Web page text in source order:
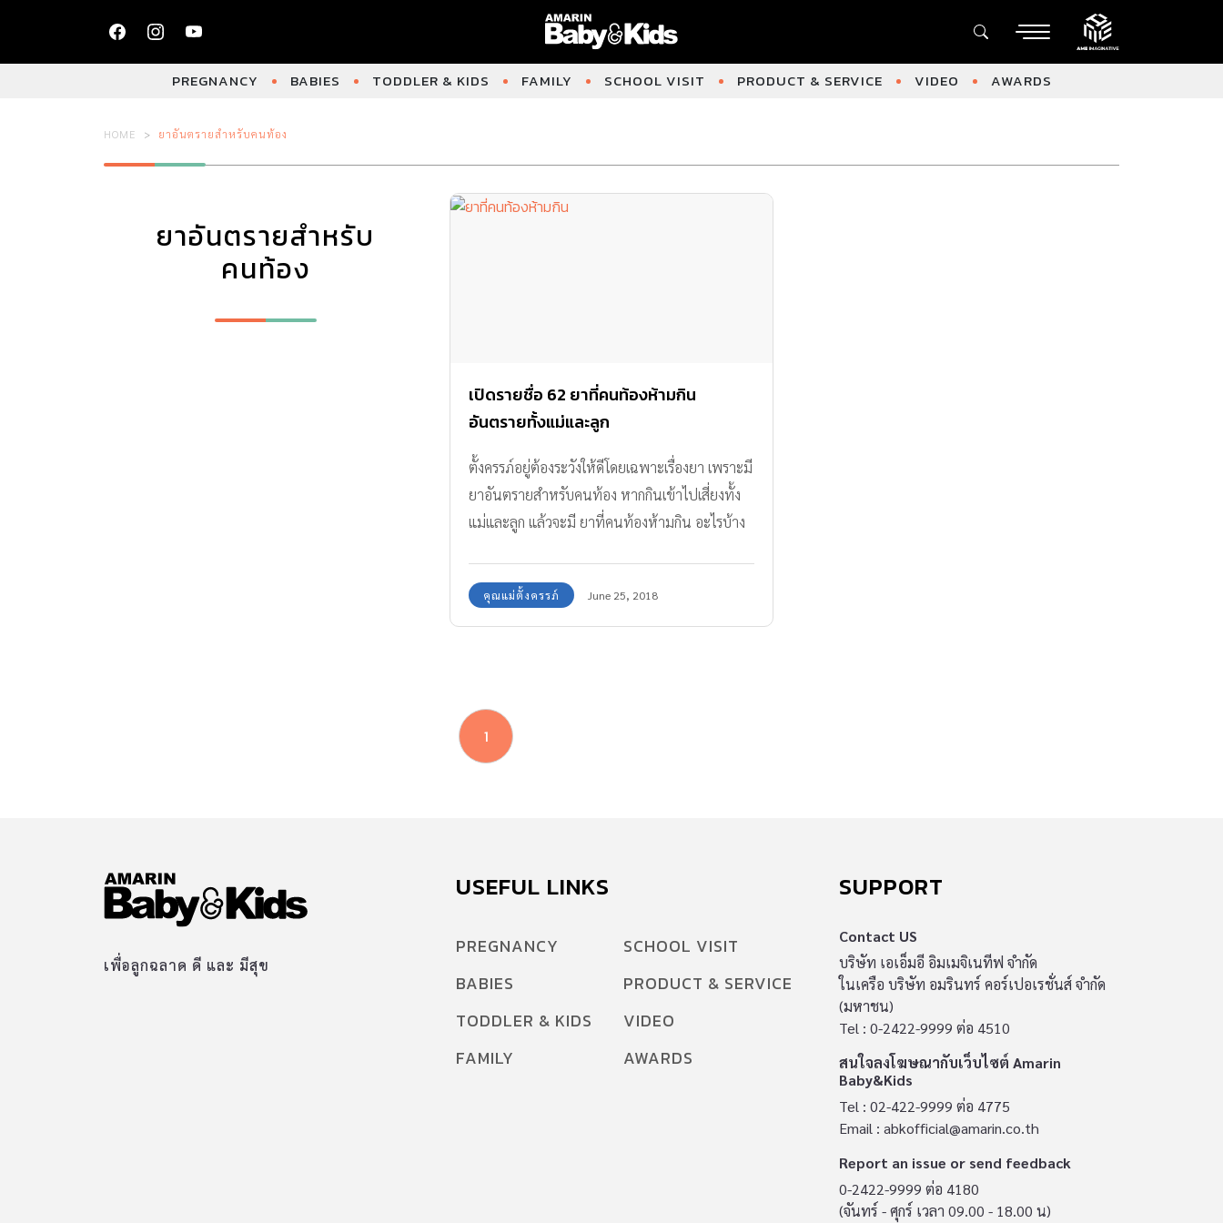
PREGNANCY BABIES TODDLER & KIDS FAMILY SCHOOL VISIT PRODUCT & SERVICE VIDEO AWARDS
HOME ยาอันตรายสําหรับคนท้อง
ยาอันตรายสําหรับ
คนท้อง
เปิดรายชื่อ 62 ยาที่คนท้องห้ามกิน
อันตรายทั้งแม่และลูก
ตั้งครรภ์อยู่ต้องระวังให้ดีโดยเฉพาะเรื่องยา เพราะมี
ยาอันตรายสําหรับคนท้อง หากกินเข้าไปเสี่ยงทั้ง
แม่และลูก แล้วจะมี ยาที่คนท้องห้ามกิน อะไรบ้าง
คุณแม่ตั้งครรภ์ June 25, 2018
1
เพื่อลูกฉลาด ดี และ มีสุข
USEFUL LINKS
PREGNANCY
BABIES
TODDLER & KIDS
FAMILY
SCHOOL VISIT
PRODUCT & SERVICE
VIDEO
AWARDS
SUPPORT
Contact US
บริษัท เอเอ็มอี อิมเมจิเนทีฟ จำกัด
ในเครือ บริษัท อมรินทร์ คอร์เปอเรชั่นส์ จำกัด
(มหาชน)
Tel : 0-2422-9999 ต่อ 4510
สนใจลงโฆษณากับเว็บไซต์ Amarin
Baby&Kids
Tel : 02-422-9999 ต่อ 4775
Email : abkofficial@amarin.co.th
Report an issue or send feedback
0-2422-9999 ต่อ 4180
(จันทร์ - ศุกร์ เวลา 09.00 - 18.00 น)